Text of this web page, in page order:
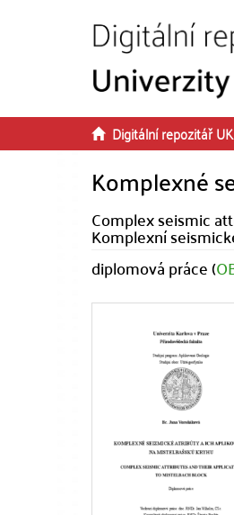
Digitální repozitář UK
Komplexné
Complex seismic
Komplexní
diplomová práce (